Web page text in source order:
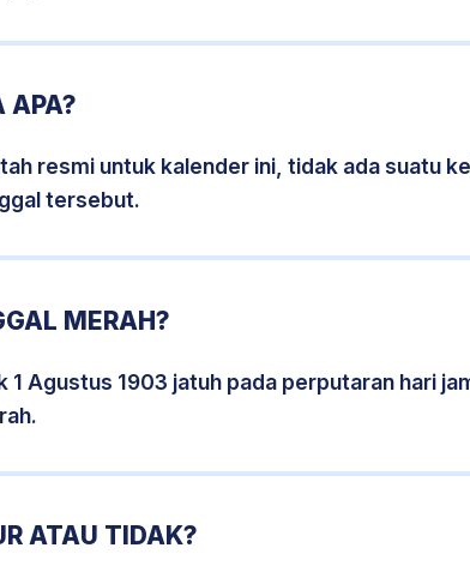
APA?
resmi untuk kalender ini, tidak ada suatu
tersebut.
MERAH?
1 Agustus 1903 jatuh pada perputaran hari
ATAU TIDAK?